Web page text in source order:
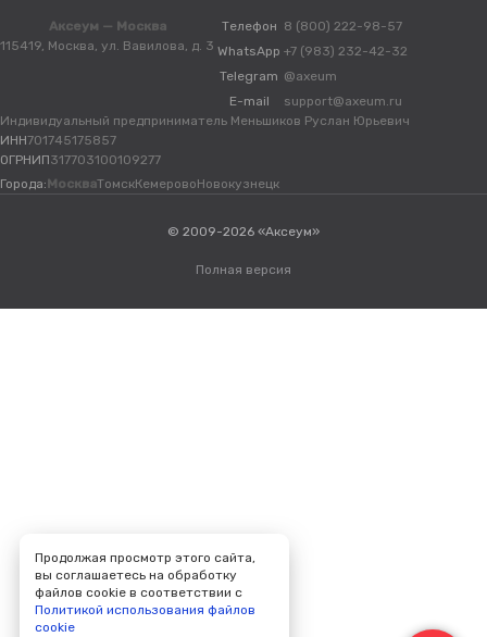
Аксеум — Москва
115419, Москва, ул. Вавилова, д. 3
Телефон 8 (800) 222-98-57
WhatsApp +7 (983) 232-42-32
Telegram @axeum
E-mail
support@axeum.ru
Индивидуальный предприниматель Меньшиков Руслан Юрьевич
ИНН701745175857
ОГРНИП317703100109277
Города: МоскваТомскКемеровоНовокузнецк
© 2009-2026 «Аксеум»
Полная версия
Продолжая просмотр этого сайта,
вы соглашаетесь на обработку
файлов cookie в соответствии с
Политикой использования файлов
cookie